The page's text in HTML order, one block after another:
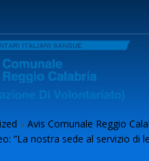
» Avis Comunale Reggio
”La nostra sede al servizio di